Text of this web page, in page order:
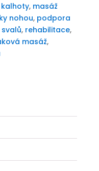
, masáž
nohou, podpora
, rehabilitace,
masáž,